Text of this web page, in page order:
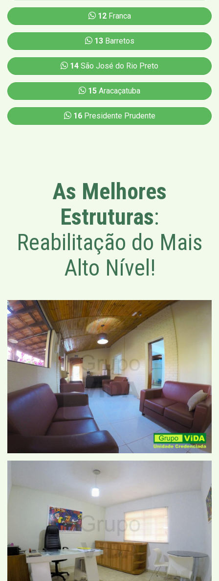
12Franca
13Barretos
14 São José do Rio Preto
15 Aracaçatuba
16Presidente Prudente
As Melhores
Estruturas:
Reabilitação do Mais
Alto Nível!